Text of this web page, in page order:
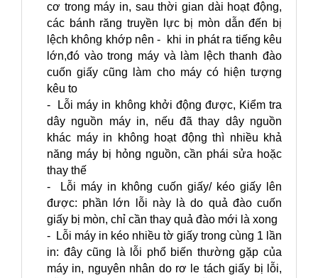
cơ trong máy in, sau thời gian dài hoạt động,
các bánh răng truyền lực bị mòn dẫn đến bị
lệch không khớp nên - khi in phát ra tiếng kêu
lớn,đó vào trong máy và làm lệch thanh đào
cuốn giấy cũng làm cho máy có hiện tượng
kêu to
- Lỗi máy in không khởi động được, Kiểm tra
dây nguồn máy in, nếu đã thay dây nguồn
khác máy in không hoạt động thì nhiều khả
năng máy bị hỏng nguồn, cần phái sửa hoặc
thay thế
- Lỗi máy in không cuốn giấy/ kéo giấy lên
được: phần lớn lỗi này là do quả đào cuốn
giấy bị mòn, chỉ cần thay quả đào mới là xong
- Lỗi máy in kéo nhiều tờ giấy trong cùng 1 lần
in: đây cũng là lỗi phổ biến thường gặp của
máy in, nguyên nhân do rơ le tách giấy bị lỗi,